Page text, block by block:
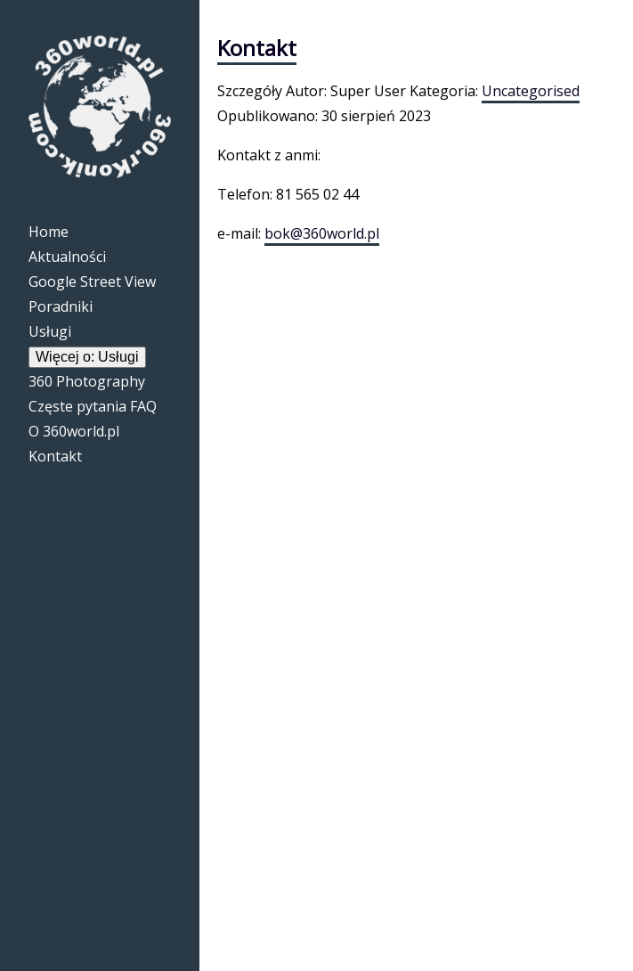
Home
Aktualności
Google Street View
Poradniki
Usługi
Więcej o: Usługi
360 Photography
Częste pytania FAQ
O 360world.pl
Kontakt
Kontakt
SzczegółyAutor: Super User Kategoria: Uncategorised
Opublikowano: 30 sierpień 2023
Kontakt z anmi:
Telefon: 81 565 02 44
e-mail: bok@360world.pl